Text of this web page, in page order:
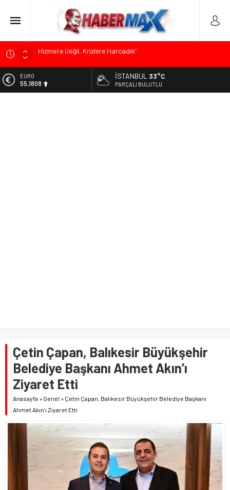
Edremit’te Kaymakam Ahmet Odabaş’a Duygu Dolu Veda
Tarihçi Yusuf Halaçoğlu’ndan TBMM’ye Sunulan Yasa Teklifine
Sert Eleştiri: “Osmanlı’nın Hukuk Anlayışının Gerisine
ALTIN
6.662,82
İSTANBUL 33°C
PARÇALI BULUTLU
Çetin Çapan, Balıkesir Büyükşehir
Belediye Başkanı Ahmet Akın’ı
Ziyaret Etti
Anasayfa » Genel » Çetin Çapan, Balıkesir Büyükşehir Belediye Başkanı
Ahmet Akın’ı Ziyaret Etti